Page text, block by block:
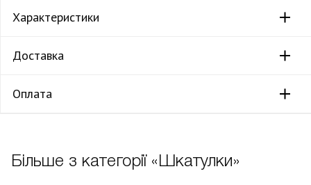
Характеристики
Доставка
Оплата
Більше з категорії «Шкатулки»